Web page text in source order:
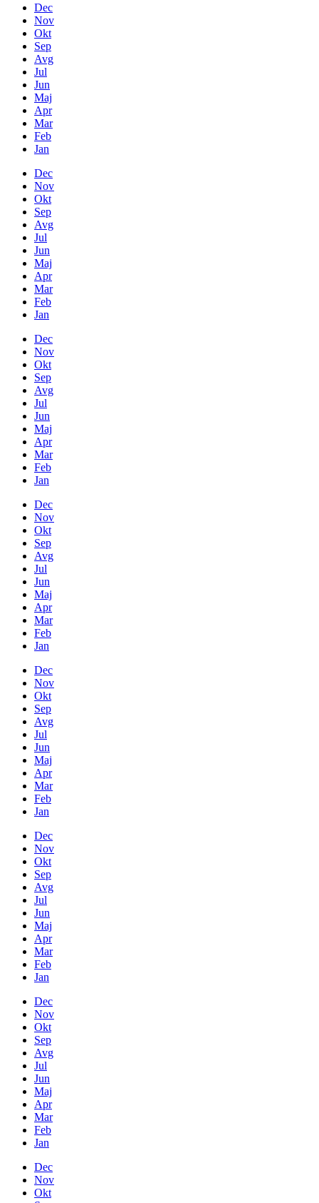
Dec
Nov
Okt
Sep
Avg
Jul
Jun
Maj
Apr
Mar
Feb
Jan
Dec
Nov
Okt
Sep
Avg
Jul
Jun
Maj
Apr
Mar
Feb
Jan
Dec
Nov
Okt
Sep
Avg
Jul
Jun
Maj
Apr
Mar
Feb
Jan
Dec
Nov
Okt
Sep
Avg
Jul
Jun
Maj
Apr
Mar
Feb
Jan
Dec
Nov
Okt
Sep
Avg
Jul
Jun
Maj
Apr
Mar
Feb
Jan
Dec
Nov
Okt
Sep
Avg
Jul
Jun
Maj
Apr
Mar
Feb
Jan
Dec
Nov
Okt
Sep
Avg
Jul
Jun
Maj
Apr
Mar
Feb
Jan
Dec
Nov
Okt